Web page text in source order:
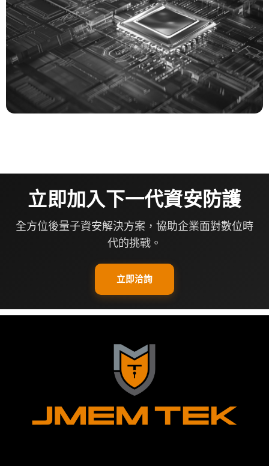
立即加入下一代資安防護​
全方位後量子資安解決方案，協助企業面對數位時
代的挑戰。
立即洽詢